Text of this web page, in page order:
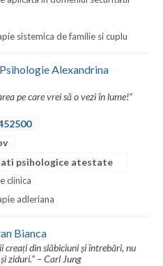
sistemica de familie si cuplu
Alexandrina
pe care vrei sǎ o vezi în lume!”
psihologice atestate
clinica
adleriana
Bianca
creați din slăbiciuni și întrebări, nu
ziduri.” – Carl Jung